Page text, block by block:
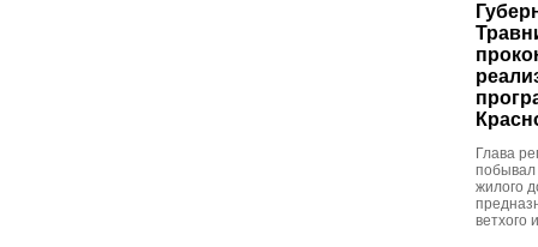
Глава
побывал
жилого
ветхого